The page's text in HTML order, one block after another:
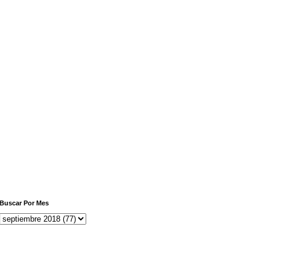
Buscar Por Mes